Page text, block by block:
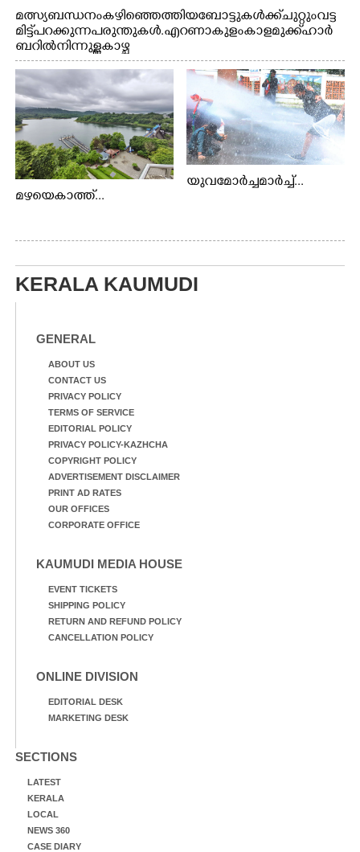
മത്സ്യബന്ധനം കഴിഞ്ഞെത്തിയ ബോട്ടുകൾക്ക് ചുറ്റും വട്ട
മിട്ട് പറക്കുന്ന പരുന്തുകൾ. എറണാകുളം കാളമുക്ക് ഹാർ
ബറിൽ നിന്നുള്ള കാഴ്ച
മഴയെകാത്ത്...
യുവമോർച്ചമാർച്ച്...
KERALA KAUMUDI
GENERAL
ABOUT US
CONTACT US
PRIVACY POLICY
TERMS OF SERVICE
EDITORIAL POLICY
PRIVACY POLICY-KAZHCHA
COPYRIGHT POLICY
ADVERTISEMENT DISCLAIMER
PRINT AD RATES
OUR OFFICES
CORPORATE OFFICE
KAUMUDI MEDIA HOUSE
EVENT TICKETS
SHIPPING POLICY
RETURN AND REFUND POLICY
CANCELLATION POLICY
ONLINE DIVISION
EDITORIAL DESK
MARKETING DESK
SECTIONS
LATEST
KERALA
LOCAL
NEWS 360
CASE DIARY